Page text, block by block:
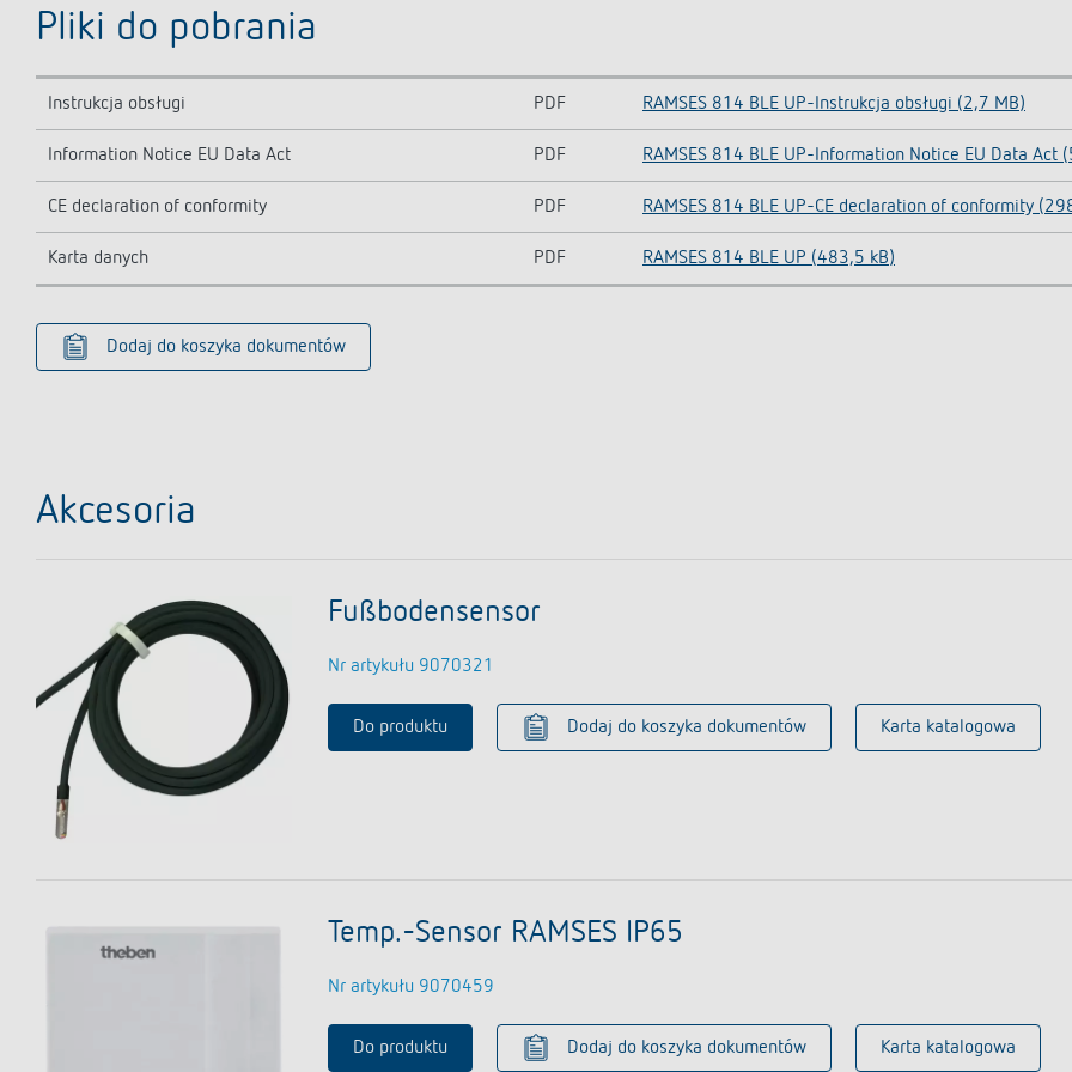
Pliki do pobrania
Instrukcja obsługi PDF RAMSES 814 BLE UP-Instrukcja obsługi (2,7 MB)
Information Notice EU Data Act PDF RAMSES 814 BLE UP-Information Notice EU Data Act
CE declaration of conformity PDF RAMSES 814 BLE UP-CE declaration of conformity
Karta danych PDF RAMSES 814 BLE UP (483,5 kB)
Dodaj do koszyka dokumentów
Akcesoria
Fußbodensensor
Nr artykułu 9070321
Do produktu Dodaj do koszyka dokumentów Karta katalogowa
Temp.-Sensor RAMSES IP65
Nr artykułu 9070459
Do produktu Dodaj do koszyka dokumentów Karta katalogowa